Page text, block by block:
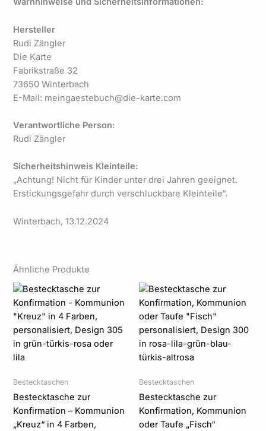
Hersteller
Rudi Zängler
Die Karte
Fabrikstraße 32
73650 Winterbach
E-Mail: meingaestebuch@die-karte.com
Verantwortliche Person:
Rudi Zängler
Sicherheitshinweis Kleinteile:
„Achtung! Nicht für Kinder unter drei Jahren geeignet.
Erstickungsgefahr durch verschluckbare Kleinteile“.
Winterbach, 13.12.2024
Ähnliche Produkte
Bestecktaschen
Bestecktasche zur
Konfirmation – Kommunion
„Kreuz“ in 4 Farben,
Preisspanne:
bis
94,50 €
Bestecktaschen
Bestecktasche zur
Konfirmation, Kommunion
oder Taufe „Fisch“
Preisspanne:
bis
94,50 €